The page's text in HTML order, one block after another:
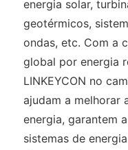
energia solar,
geotérmicos,
ondas, etc. Com a
global por energia
LINKEYCON no
ajudam a melhorar
energia, garantem
sistemas de